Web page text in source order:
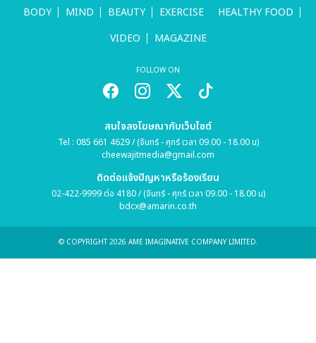
BODY MIND BEAUTY EXERCISE
HEALTHY FOOD
VIDEO
MAGAZINE
FOLLOW ON
สนใจลงโฆษณากับเว็บไซต์
Tel : 085 661 4629 / (จันทร์ - ศุกร์ เวลา 09.00 - 18.00 น)
cheewajitmedia@gmail.com
ติดต่อแจ้งปัญหาหรือร้องเรียน
02-422-9999 ต่อ 4180 / (จันทร์ - ศุกร์ เวลา 09.00 - 18.00 น)
bdcx@amarin.co.th
© COPYRIGHT 2026 AME IMAGINATIVE COMPANY LIMITED.